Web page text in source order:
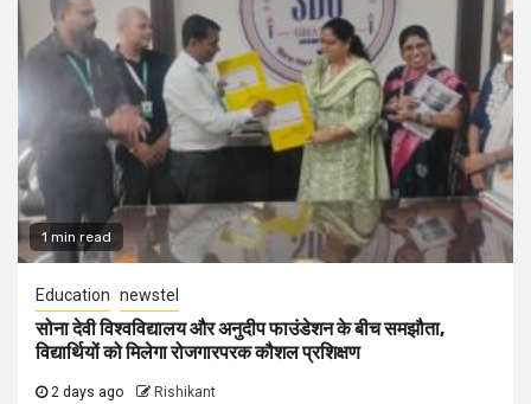
1 min read
Education newstel
सोना देवी विश्वविद्यालय और अनुदीप फाउंडेशन के बीच समझौता,
विद्यार्थियों को मिलेगा रोजगारपरक कौशल प्रशिक्षण
2 days ago Rishikant